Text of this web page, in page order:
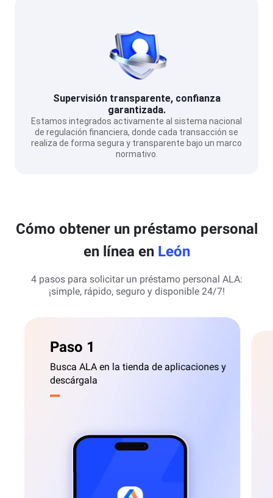
Supervisión transparente, confianza
garantizada.
Estamos integrados activamente al sistema nacional
de regulación financiera, donde cada transacción se
realiza de forma segura y transparente bajo un marco
normativo.
Cómo obtener un préstamo personal
en línea en León
4 pasos para solicitar un préstamo personal ALA:
¡simple, rápido, seguro y disponible 24/7!
Paso 1
Busca ALA en la tienda de aplicaciones y
descárgala